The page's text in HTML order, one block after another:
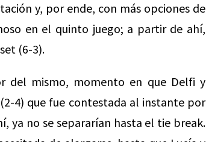
y, por ende, con más opciones de
en el quinto juego; a partir de ahí,
(6-3).
del mismo, momento en que Delfi y
4) que fue contestada al instante por
ya no se separarían hasta el tie break.